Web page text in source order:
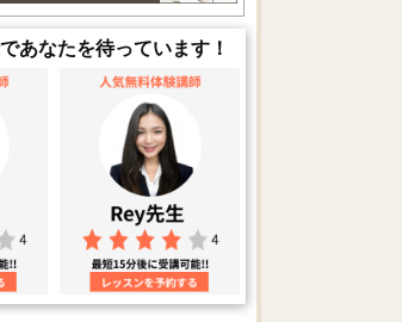
あなたを待っています！